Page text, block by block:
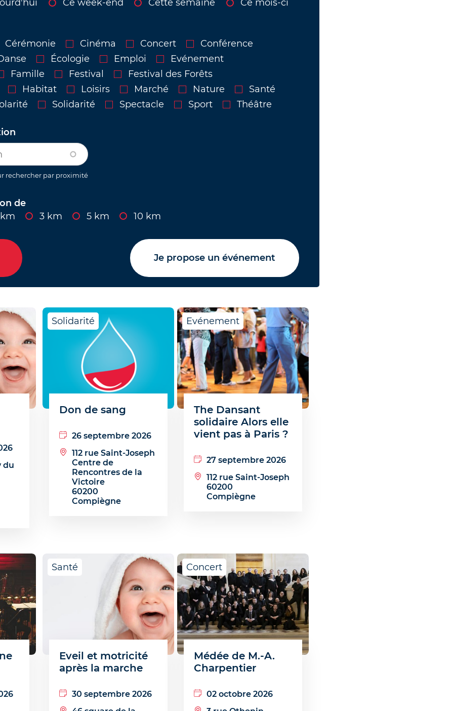
Ce week-end Cette semaine Ce mois-ci
Cérémonie Cinéma Concert
Conférence
Écologie Emploi
Evénement
Famille Festival
Festival des Forêts
Habitat Loisirs Marché Nature
Santé
Solidarité Spectacle Sport Théâtre
rechercher par proximité
de
3 km 5 km 10 km
Je propose un événement
du
Solidarité
Don de sang
26 septembre 2026
112 rue Saint-Joseph
Centre de
Rencontres de la
Victoire
60200
Compiègne
Evénement
The Dansant
solidaire Alors elle
vient pas à Paris ?
27 septembre 2026
112 rue Saint-Joseph
60200
Compiègne
Santé
Eveil et motricité
après la marche
30 septembre 2026
Concert
Médée de M.-A.
Charpentier
02 octobre 2026